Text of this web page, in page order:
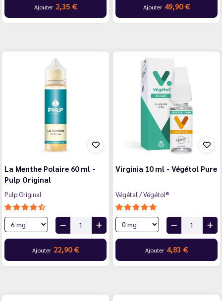
Ajouter 2,35 € Ajouter 49,90 €
La Menthe Polaire 60 ml -
Pulp Original
Pulp Original
Ajouter 22,90 €
Virginia 10 ml - Végétol Pure
Végétal / Végétol®
Ajouter 4,83 €